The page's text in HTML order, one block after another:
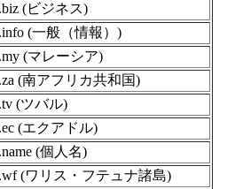
.biz (ビジネス)
.info (一般（情報）)
.my (マレーシア)
.za (南アフリカ共和国)
.tv (ツバル)
.ec (エクアドル)
.name (個人名)
.wf (ワリス・フテュナ諸島)